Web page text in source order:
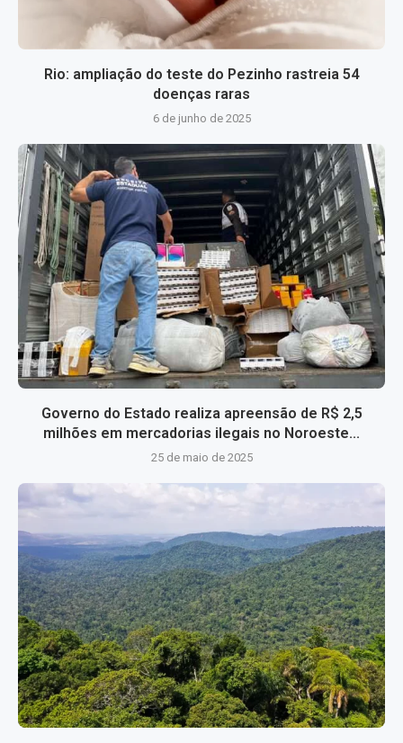
Rio: ampliação do teste do Pezinho rastreia 54
doenças raras
6 de junho de 2025
Governo do Estado realiza apreensão de R$ 2,5
milhões em mercadorias ilegais no Noroeste...
25 de maio de 2025